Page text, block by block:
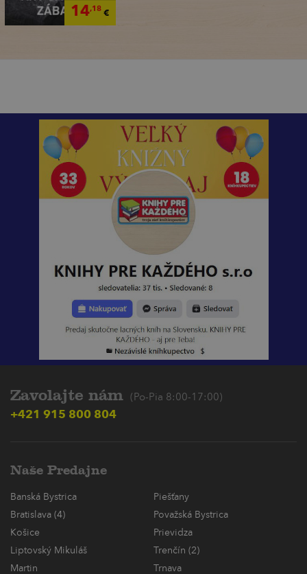
14,18€
Zavolajte nám (Po-Pia 8:00-17:00)
+421 915 800 804
Naše Predajne
Banská Bystrica
Piešťany
Bratislava (4)
Považská Bystrica
Košice
Prievidza
Liptovský Mikuláš
Trenčín (2)
Martin
Trnava